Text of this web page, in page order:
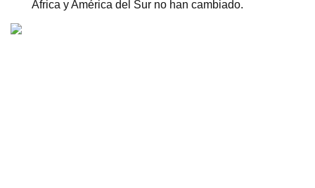
África y América del Sur no han cambiado.